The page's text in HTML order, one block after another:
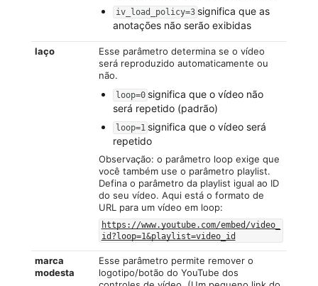
iv_load_policy=3 significa que as
anotações não serão exibidas
laço
Esse parâmetro determina se o vídeo
será reproduzido automaticamente ou
não.
loop=0 significa que o vídeo não
será repetido (padrão)
loop=1 significa que o vídeo será
repetido
Observação: o parâmetro loop exige que
você também use o parâmetro playlist.
Defina o parâmetro da playlist igual ao ID
do seu vídeo. Aqui está o formato de
URL para um vídeo em loop:
https://www.youtube.com/embed/video_
id?loop=1&playlist=video_id
marca
modesta
Esse parâmetro permite remover o
logotipo/botão do YouTube dos